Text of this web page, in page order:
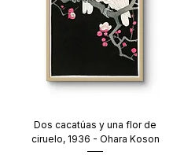
Dos cacatúas y una flor de
ciruelo, 1936 - Ohara Koson